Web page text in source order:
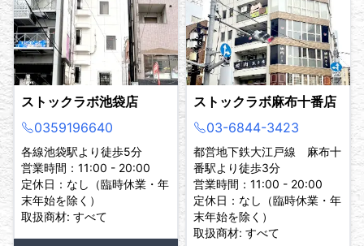
ストックラボ池袋店
0359196640
各線池袋駅より徒歩5分
営業時間：11:00 - 20:00
定休日：なし（臨時休業・年
末年始を除く）
取扱商材: すべて
ストックラボ麻布十番店
03-6844-3423
都営地下鉄大江戸線 麻布十
番駅より徒歩3分
営業時間：11:00 - 20:00
定休日：なし（臨時休業・年
末年始を除く）
取扱商材: すべて